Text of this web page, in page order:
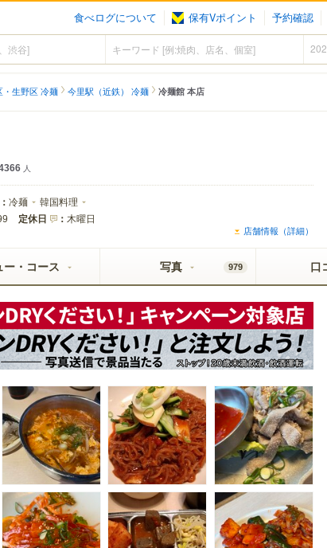
食べログについて 保有Vポイント 予約確認
・生野区 冷麺 今里駅（近鉄） 冷麺 冷麺館 本店
人
冷麺 韓国料理
定休日 ： 木曜日
店舗情報（詳細）
ー・コース 写真 979 口